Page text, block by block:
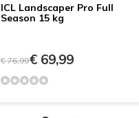
ICL Landscaper Pro Full
Season 15 kg
€ 76,99€ 69,99